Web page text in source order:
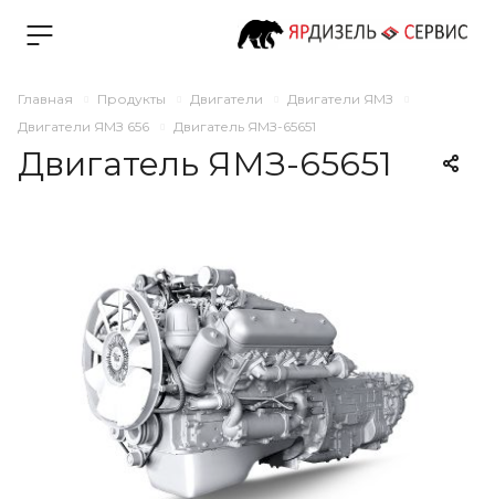
Главная Продукты Двигатели
Двигатели ЯМЗ
Двигатели ЯМЗ 656
Двигатель ЯМЗ-65651
Двигатель ЯМЗ-65651